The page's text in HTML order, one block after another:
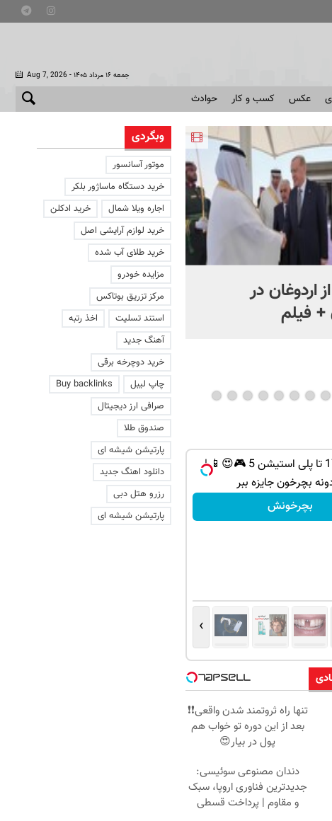
Aug 7, 2026 - جمعه ۱۶ مرداد ۱۴۰۵
عکس کسب و کار حوادث
اردوغان در
+ فیلم
شادمهر عقیلی قطعه «گل
یاس» را بازخوانی کرد |
از آیفون 17 تا پلی استیشن 5 🎮😍📱 |
بچرخون جایزه ببر
بچرخونش
›
تنها راه ثروتمند شدن واقعی❗❗
بعد از این دوره تو خواب هم
پول در بیار😍
دندان مصنوعی سوئیسی:
جدیدترین فناوری اروپا، سبک
و مقاوم | پرداخت قسطی
وبگردی
موتور آسانسور
خرید دستگاه ماساژور بلکر
اجاره ویلا شمال
خرید ادکلن
خرید لوازم آرایشی اصل
خرید طلای آب شده
مزایده خودرو
مرکز تزریق بوتاکس
استند تسلیت
اخذ رتبه
آهنگ جدید
خرید دوچرخه برقی
چاپ لیبل
Buy backlinks
صرافی ارز دیجیتال
صندوق طلا
پارتیشن شیشه ای
دانلود اهنگ جدید
رزرو هتل دبی
پارتیشن شیشه ای